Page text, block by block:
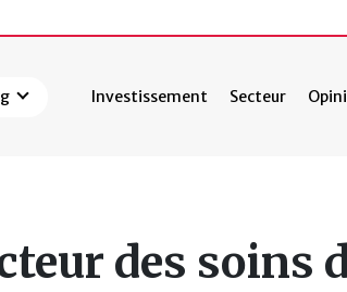
Investissement Secteur
des soins